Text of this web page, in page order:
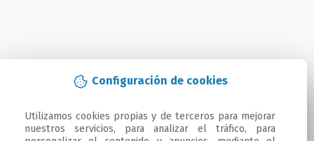
Configuración de cookies
Utilizamos cookies propias y de terceros para mejorar
nuestros servicios, para analizar el tráfico, para